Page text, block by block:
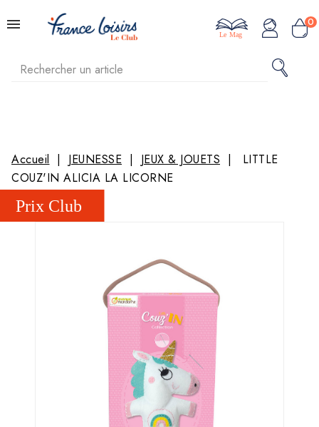
0
Le Mag
Accueil JEUNESSE JEUX & JOUETS
LITTLE
COUZ'IN ALICIA LA LICORNE